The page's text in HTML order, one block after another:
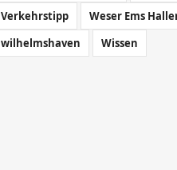
Verkehrstipp
Weser Ems
wilhelmshaven
Wissen